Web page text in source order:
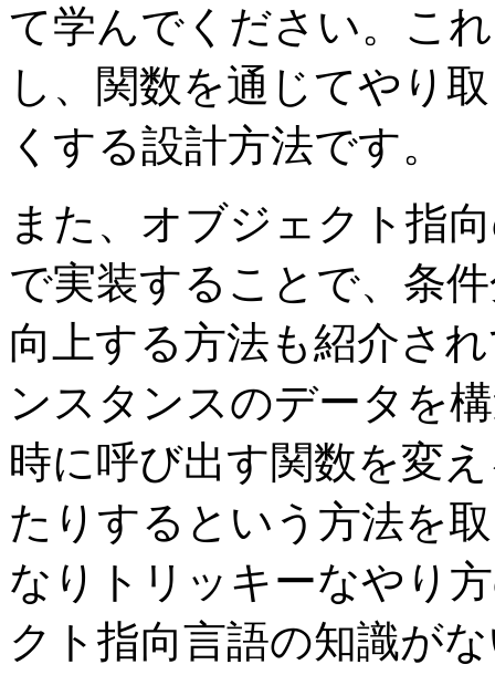
て学んでください。こ
し、関数を通じてやり
くする設計方法です。
また、オブジェクト指
で実装することで、条
向上する方法も紹介さ
ンスタンスのデータを
時に呼び出す関数を変
たりするという方法を
なりトリッキーなやり
クト指向言語の知識が